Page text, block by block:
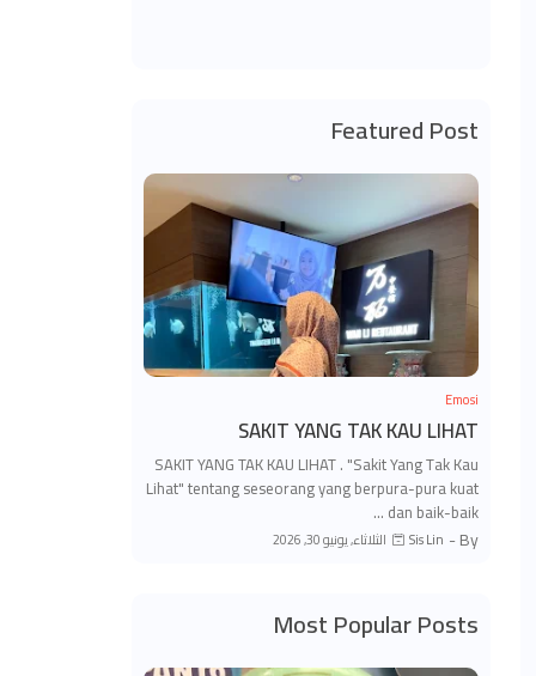
Featured Post
Emosi
SAKIT YANG TAK KAU LIHAT
SAKIT YANG TAK KAU LIHAT . "Sakit Yang Tak Kau
Lihat" tentang seseorang yang berpura-pura kuat
dan baik-baik …
By -
Sis Lin الثلاثاء, يونيو 30, 2026
Most Popular Posts